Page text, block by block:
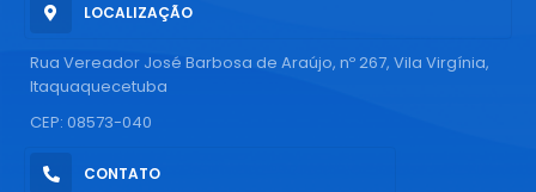
LOCALIZAÇÃO
Rua Vereador José Barbosa de Araújo, nº 267, Vila Virgínia,
Itaquaquecetuba
CEP: 08573-040
CONTATO